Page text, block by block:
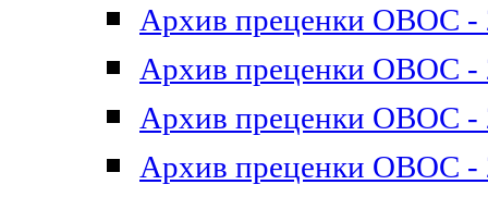
Архив преценки ОВОС -
Архив преценки ОВОС -
Архив преценки ОВОС -
Архив преценки ОВОС -